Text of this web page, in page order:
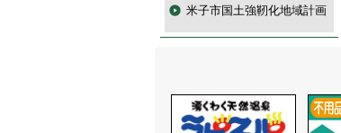
米子市国土強靭化地域計画